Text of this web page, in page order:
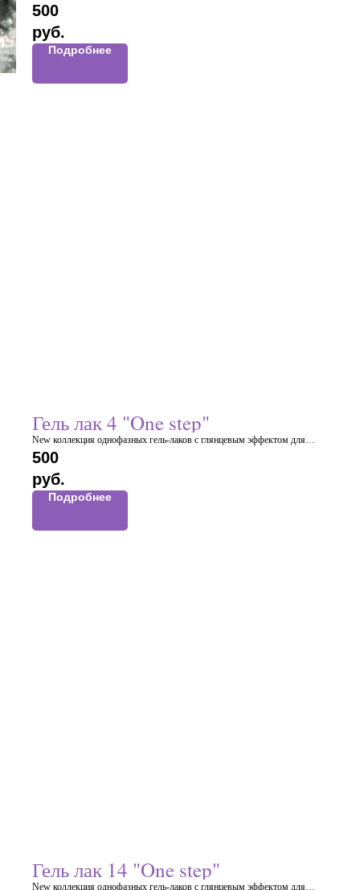
маникюра и педикюра.
получаете при минимальной толщине покрытия, идеальный блик
Отличная глянцевость покрытия без дополнительных финишных топов
500
руб.
Подробнее
Гель лак 4 "One step"
New коллекция однофазных гель-лаков с глянцевым эффектом для
маникюра и педикюра.
получаете при минимальной толщине покрытия, идеальный блик
Отличная глянцевость покрытия без дополнительных финишных топов
500
руб.
Подробнее
Гель лак 14 "One step"
New коллекция однофазных гель-лаков с глянцевым эффектом для